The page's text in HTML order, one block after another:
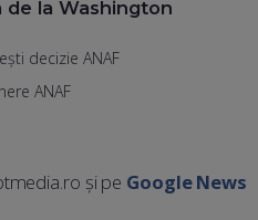
de la Washington
decizie ANAF
ANAF
și pe Google News